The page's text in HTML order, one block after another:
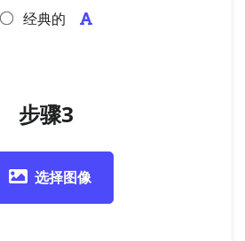
经典的
步骤3
选择图像